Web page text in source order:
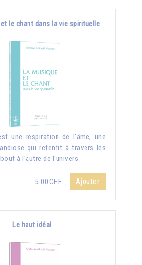
et le chant dans la vie spirituelle
une respiration de l'âme, une
qui retentit à travers les
à l'autre de l'univers.
5.00CHF Ajouter
Le haut idéal